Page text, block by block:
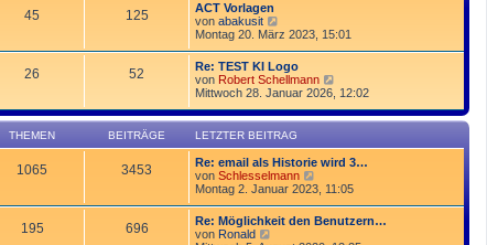
e
r
e
i
t
r
g
45 125
ACT Vorlagen
von abakusit
e
s
t
e
r
B
e
i
t
r
a
g
Montag 20. März 2023, 15:01
26 52
Re: TEST KI Logo
von Robert Schellmann
e
e
e
r
B
e
i
t
Mittwoch 28. Januar 2026, 12:02
THEMEN BEITRÄGE LETZTER BEITRAG
1065 3453
Re: email als Historie wird 3…
von Schlesselmann
e
e
s
t
Montag 2. Januar 2023, 11:05
195 696
Re: Möglichkeit den Benutzern…
von Ronald